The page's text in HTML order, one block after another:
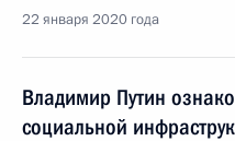
22 января 2020 года
Владимир Путин
социальной